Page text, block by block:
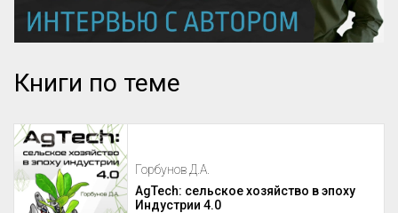
Книги по теме
Горбунов Д.А.
AgTech: сельское хозяйство в эпоху
Индустрии 4.0